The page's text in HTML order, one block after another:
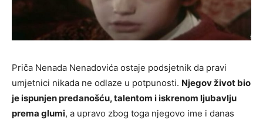
Priča Nenada Nenadovića ostaje podsjetnik da pravi
umjetnici nikada ne odlaze u potpunosti. Njegov život bio
je ispunjen predanošću, talentom i iskrenom ljubavlju
prema glumi, a upravo zbog toga njegovo ime i danas